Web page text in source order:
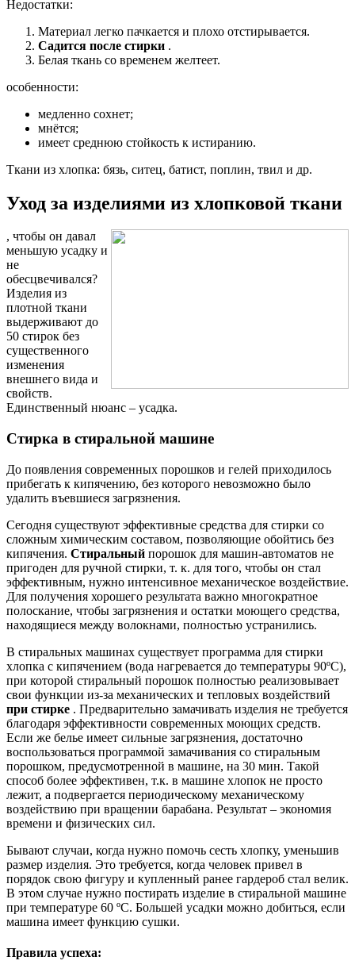
Недостатки:
Материал легко пачкается и плохо отстирывается.
Садится после стирки .
Белая ткань со временем желтеет.
особенности:
медленно сохнет;
мнётся;
имеет среднюю стойкость к истиранию.
Ткани из хлопка: бязь, ситец, батист, поплин, твил и др.
Уход за изделиями из хлопковой ткани
, чтобы он давал
меньшую усадку и
не
обесцвечивался?
Изделия из
плотной ткани
выдерживают до
50 стирок без
существенного
изменения
внешнего вида и
свойств.
Единственный нюанс – усадка.
Стирка в стиральной машине
До появления современных порошков и гелей приходилось
прибегать к кипячению, без которого невозможно было
удалить въевшиеся загрязнения.
Сегодня существуют эффективные средства для стирки со
сложным химическим составом, позволяющие обойтись без
кипячения. Стиральный порошок для машин-автоматов не
пригоден для ручной стирки, т. к. для того, чтобы он стал
эффективным, нужно интенсивное механическое воздействие.
Для получения хорошего результата важно многократное
полоскание, чтобы загрязнения и остатки моющего средства,
находящиеся между волокнами, полностью устранились.
В стиральных машинах существует программа для стирки
хлопка с кипячением (вода нагревается до температуры 90ºС),
при которой стиральный порошок полностью реализовывает
свои функции из-за механических и тепловых воздействий
при стирке . Предварительно замачивать изделия не требуется
благодаря эффективности современных моющих средств.
Если же белье имеет сильные загрязнения, достаточно
воспользоваться программой замачивания со стиральным
порошком, предусмотренной в машине, на 30 мин. Такой
способ более эффективен, т.к. в машине хлопок не просто
лежит, а подвергается периодическому механическому
воздействию при вращении барабана. Результат – экономия
времени и физических сил.
Бывают случаи, когда нужно помочь сесть хлопку, уменьшив
размер изделия. Это требуется, когда человек привел в
порядок свою фигуру и купленный ранее гардероб стал велик.
В этом случае нужно постирать изделие в стиральной машине
при температуре 60 ºС. Большей усадки можно добиться, если
машина имеет функцию сушки.
Правила успеха: